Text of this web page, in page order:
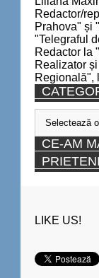
Redactor/
Prahova" și
"Telegraful
Redactor la
Realizator
Regională",
Categorii
CE-AM
LIKE US!